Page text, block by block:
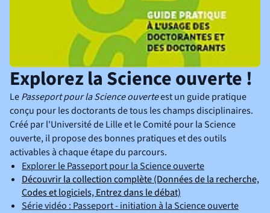
Explorez la Science ouverte !
LePasseport pour la Science ouverteest un guide pratique
conçu pour les doctorants de tous les champs disciplinaires.
Créé par l'Université de Lille et le Comité pour la Science
ouverte, il propose des bonnes pratiques et des outils
activables à chaque étape du parcours.
Explorer le Passeport pour la Science ouverte(nouvelle
Découvrir la collection complète (Données de la recherche,
Codes et logiciels, Entrez dans le débat)
Série vidéo : Passeport - initiation à la Science ouverte